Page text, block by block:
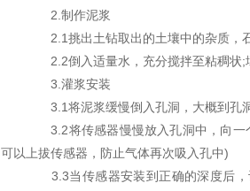
2.制作泥浆
2.1挑出土钻取出的土壤中的杂质，石
2.2倒入适量水，充分搅拌至粘稠状;
3.灌浆安装
3.1将泥浆缓慢倒入孔洞，大概到孔
3.2将传感器慢慢放入孔洞中，向一
可以上拔传感器，防止气体再次吸入孔中)
3.3当传感器安装到正确的深度后，